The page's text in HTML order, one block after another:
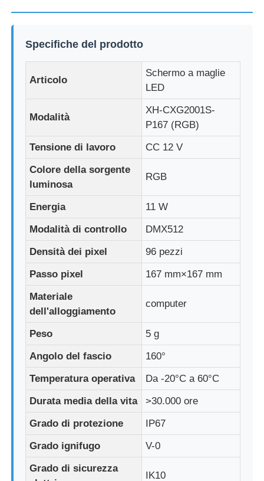
Notizie
Tutti i casi
Schermata a mesh a LED
Display a mesh a LED
Schermo del film trasparente a LED
Schermo LED Volante per Droni
schermo a led olografico
Specifiche del prodotto
Articolo
Schermo a maglie
LED
Modalità
XH-CXG2001S-
P167 (RGB)
Tensione di lavoro
CC 12 V
Colore della sorgente
luminosa
RGB
Energia
11 W
Modalità di controllo
DMX512
Densità dei pixel
96 pezzi
Passo pixel
167 mm×167 mm
Materiale
dell'alloggiamento
computer
Peso
5 g
Angolo del fascio
160°
Temperatura operativa
Da -20°C a 60°C
Durata media della vita
>30.000 ore
Grado di protezione
IP67
Grado ignifugo
V-0
Grado di sicurezza
IK10